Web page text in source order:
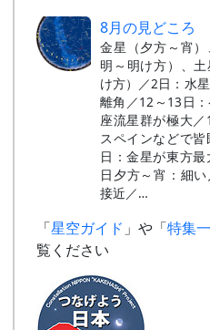
8月の見どころ
金星（夕方～宵
明～明け方）、
け方）／2日：水
離角／12～13日
座流星群が極大／
スペインなどで
日：金星が東方
日夕方～宵：細
接近／…
「星空ガイド 」や「特集
覧ください